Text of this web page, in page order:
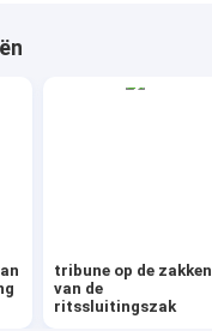
badge
tribune op de zakken
van de
ritssluitingszak